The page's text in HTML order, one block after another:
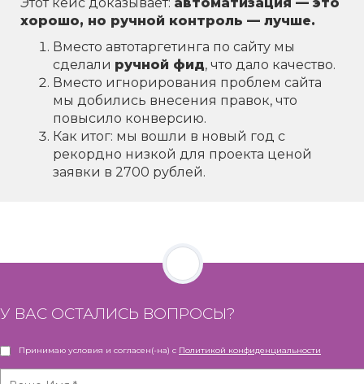
хорошо, но ручной контроль — лучше.
Вместо автотаргетинга по сайту мы
сделали ручной фид, что дало качество.
Вместо игнорирования проблем сайта
мы добились внесения правок, что
повысило конверсию.
Как итог: мы вошли в новый год с
рекордно низкой для проекта ценой
заявки в 2700 рублей.
У ВАС ОСТАЛИСЬ ВОПРОСЫ?
Принимаю условия и согласен(-на) с Политикой конфиденциальности